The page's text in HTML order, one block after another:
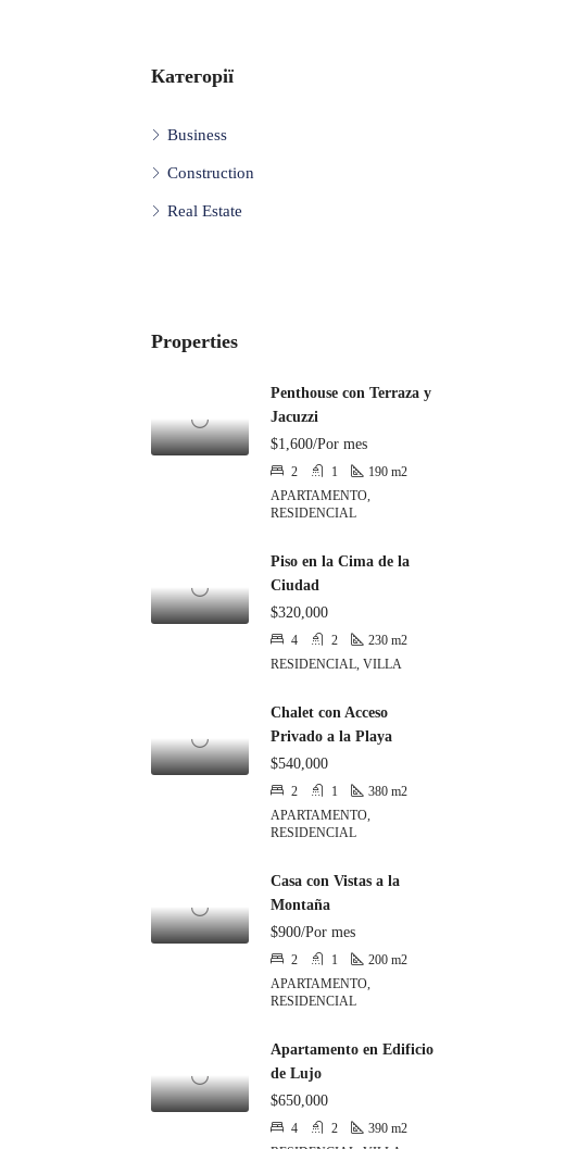
Категорії
Business
Construction
Real Estate
Properties
Penthouse con Terraza y
Jacuzzi
$1,600/Por mes
2 1 190 m2
APARTAMENTO,
RESIDENCIAL
Piso en la Cima de la
Ciudad
$320,000
4 2 230 m2
RESIDENCIAL, VILLA
Chalet con Acceso
Privado a la Playa
$540,000
2 1 380 m2
APARTAMENTO,
RESIDENCIAL
Casa con Vistas a la
Montaña
$900/Por mes
2 1 200 m2
APARTAMENTO,
RESIDENCIAL
Apartamento en Edificio
de Lujo
$650,000
4 2 390 m2